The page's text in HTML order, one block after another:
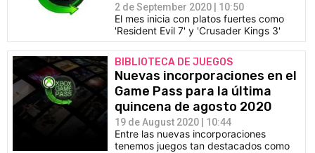
2 de September 2020 | 10:50
El mes inicia con platos fuertes como
'Resident Evil 7' y 'Crusader Kings 3'
BIBLIOTECA DE JUEGOS
Nuevas incorporaciones en el
Game Pass para la última
quincena de agosto 2020
19 de August 2020 | 10:44
Entre las nuevas incorporaciones
tenemos juegos tan destacados como